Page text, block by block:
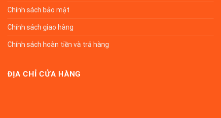
Chính sách bảo mật
Chính sách giao hàng
Chính sách hoàn tiền và trả hàng
ĐỊA CHỈ CỬA HÀNG